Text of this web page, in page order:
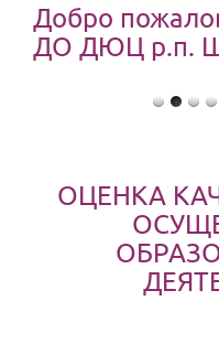
Добро
ДО ДЮЦ р.п.
ОЦЕНКА